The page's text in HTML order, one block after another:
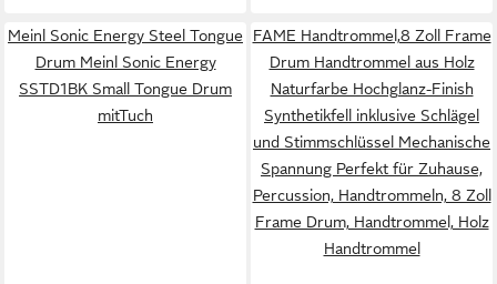
Meinl Sonic Energy Steel Tongue
Drum Meinl Sonic Energy
SSTD1BK Small Tongue Drum
mitTuch
FAME Handtrommel,8 Zoll Frame
Drum Handtrommel aus Holz
Naturfarbe Hochglanz-Finish
Synthetikfell inklusive Schlägel
und Stimmschlüssel Mechanische
Spannung Perfekt für Zuhause,
Percussion, Handtrommeln, 8 Zoll
Frame Drum, Handtrommel, Holz
Handtrommel